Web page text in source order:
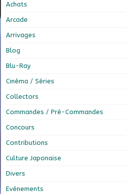
Achats
Arcade
Arrivages
Blog
Blu-Ray
Cinéma / Séries
Collectors
Commandes / Pré-Commandes
Concours
Contributions
Culture Japonaise
Divers
Evénements